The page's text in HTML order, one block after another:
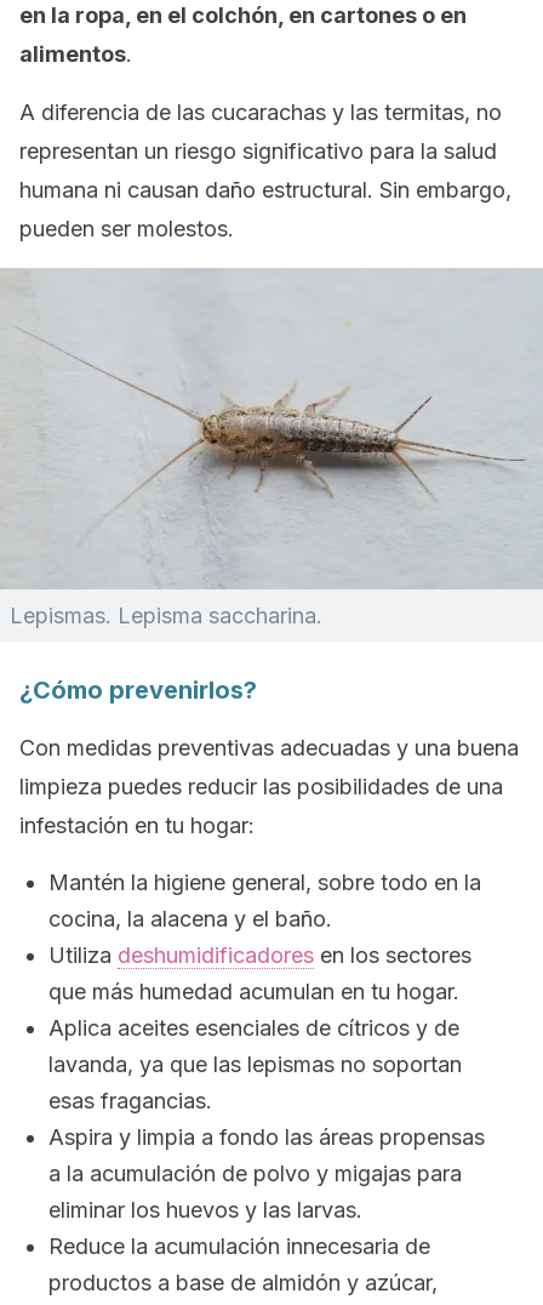
en la ropa, en el colchón, en cartones o en
alimentos.
A diferencia de las cucarachas y las termitas, no
representan un riesgo significativo para la salud
humana ni causan daño estructural. Sin embargo,
pueden ser molestos.
Lepismas. Lepisma saccharina.
¿Cómo prevenirlos?
Con medidas preventivas adecuadas y una buena
limpieza puedes reducir las posibilidades de una
infestación en tu hogar:
Mantén la higiene general, sobre todo en la
cocina, la alacena y el baño.
Utiliza deshumidificadores en los sectores
que más humedad acumulan en tu hogar.
Aplica aceites esenciales de cítricos y de
lavanda, ya que las lepismas no soportan
esas fragancias.
Aspira y limpia a fondo las áreas propensas
a la acumulación de polvo y migajas para
eliminar los huevos y las larvas.
Reduce la acumulación innecesaria de
productos a base de almidón y azúcar,